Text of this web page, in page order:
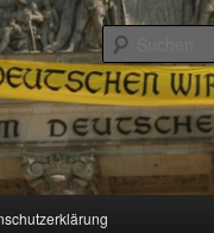
Soziales und Gesellschaft